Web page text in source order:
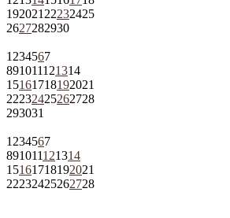
192021 22232425
2627282930
1 234567
891011121314
15161718192021
22232425262728
293031
1 234567
891011121314
15161718192021
22232425262728